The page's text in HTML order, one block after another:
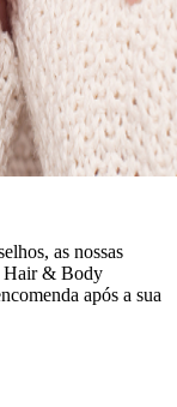
as nossas
Hair & Body
após a sua